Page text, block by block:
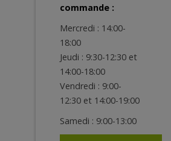
commande :
Mercredi : 14:00-
18:00
Jeudi : 9:30-12:30 et
14:00-18:00
Vendredi : 9:00-
12:30 et 14:00-19:00
Samedi : 9:00-13:00